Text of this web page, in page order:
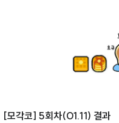
[모각코] 5회차(01.11) 결과